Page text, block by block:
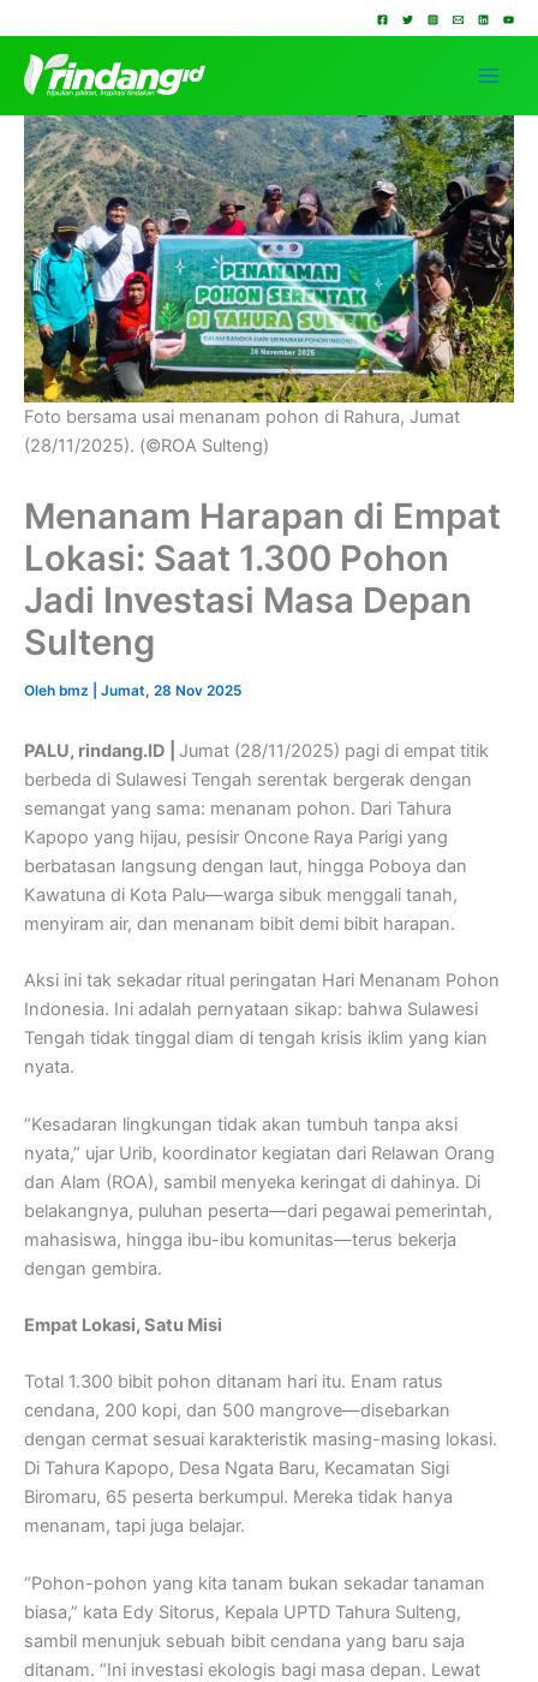
ke
konten
Foto bersama usai menanam pohon di Rahura, Jumat
(28/11/2025). (©ROA Sulteng)
Menanam Harapan di Empat
Lokasi: Saat 1.300 Pohon
Jadi Investasi Masa Depan
Sulteng
Oleh bmz Jumat, 28 Nov 2025
PALU, rindang.ID | Jumat (28/11/2025) pagi di empat titik
berbeda di Sulawesi Tengah serentak bergerak dengan
semangat yang sama: menanam pohon. Dari Tahura
Kapopo yang hijau, pesisir Oncone Raya Parigi yang
berbatasan langsung dengan laut, hingga Poboya dan
Kawatuna di Kota Palu—warga sibuk menggali tanah,
menyiram air, dan menanam bibit demi bibit harapan.
Aksi ini tak sekadar ritual peringatan Hari Menanam Pohon
Indonesia. Ini adalah pernyataan sikap: bahwa Sulawesi
Tengah tidak tinggal diam di tengah krisis iklim yang kian
nyata.
“Kesadaran lingkungan tidak akan tumbuh tanpa aksi
nyata,” ujar Urib, koordinator kegiatan dari Relawan Orang
dan Alam (ROA), sambil menyeka keringat di dahinya. Di
belakangnya, puluhan peserta—dari pegawai pemerintah,
mahasiswa, hingga ibu-ibu komunitas—terus bekerja
dengan gembira.
Empat Lokasi, Satu Misi
Total 1.300 bibit pohon ditanam hari itu. Enam ratus
cendana, 200 kopi, dan 500 mangrove—disebarkan
dengan cermat sesuai karakteristik masing-masing lokasi.
Di Tahura Kapopo, Desa Ngata Baru, Kecamatan Sigi
Biromaru, 65 peserta berkumpul. Mereka tidak hanya
menanam, tapi juga belajar.
“Pohon-pohon yang kita tanam bukan sekadar tanaman
biasa,” kata Edy Sitorus, Kepala UPTD Tahura Sulteng,
sambil menunjuk sebuah bibit cendana yang baru saja
ditanam. “Ini investasi ekologis bagi masa depan. Lewat